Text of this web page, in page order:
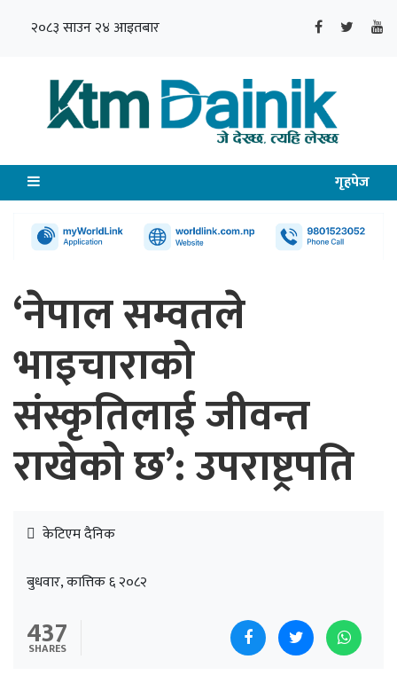
२०८३ साउन २४ आइतबार
गृहपेज
‘नेपाल सम्वतले
भाइचाराको
संस्कृतिलाई जीवन्त
राखेको छ’: उपराष्ट्रपति
केटिएम दैनिक
बुधवार, कात्तिक ६ २०८२
437
SHARES